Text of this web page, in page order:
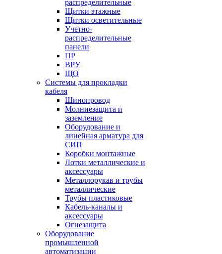
распределительные
Щитки этажные
Щитки осветительные
Учетно-
распределительные
панели
ПР
ВРУ
ЩО
Системы для прокладки
кабеля
Шинопровод
Молниезащита и
заземление
Оборудование и
линейная арматура для
СИП
Коробки монтажные
Лотки металлические и
аксессуары
Металлорукав и трубы
металлические
Трубы пластиковые
Кабель-каналы и
аксессуары
Огнезащита
Оборудование
промышленной
автоматизации